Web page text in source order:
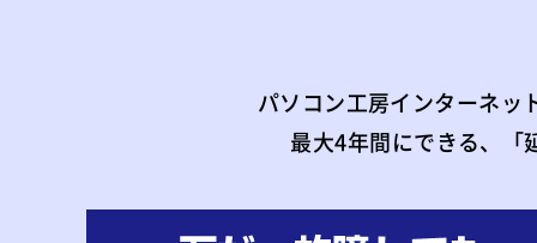
パソコン工房インターネッ
最大4年間にできる、「